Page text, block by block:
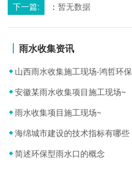
下一篇:
： 暂无数据
雨水收集资讯
山西雨水收集施工现场-鸿哲环保
安徽某雨水收集项目施工现场~
雨水收集项目施工现场~
海绵城市建设的技术指标有哪些
简述环保型雨水口的概念